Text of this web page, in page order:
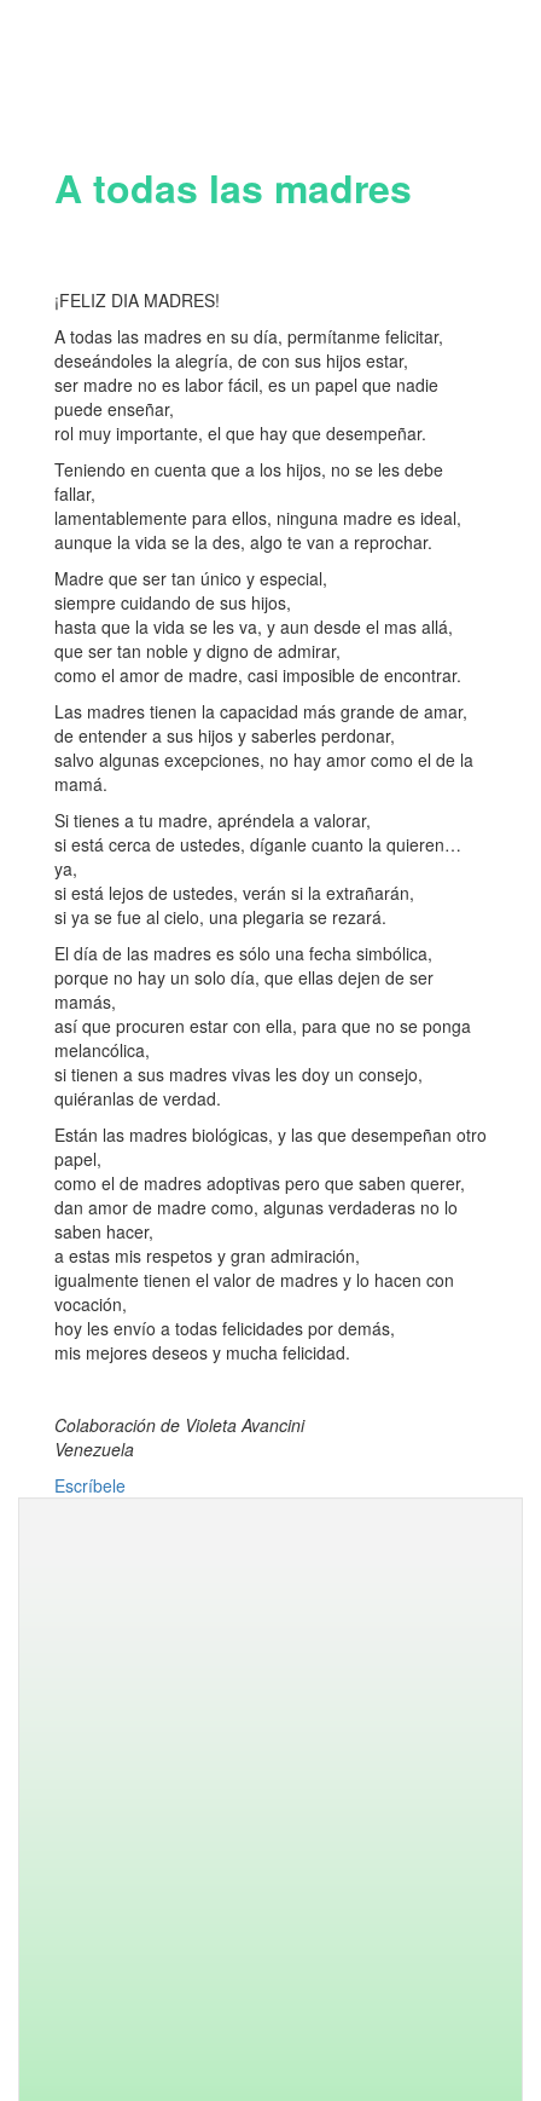
A todas las madres
¡FELIZ DIA MADRES!
A todas las madres en su día, permítanme felicitar,
deseándoles la alegría, de con sus hijos estar,
ser madre no es labor fácil, es un papel que nadie
puede enseñar,
rol muy importante, el que hay que desempeñar.
Teniendo en cuenta que a los hijos, no se les debe
fallar,
lamentablemente para ellos, ninguna madre es ideal,
aunque la vida se la des, algo te van a reprochar.
Madre que ser tan único y especial,
siempre cuidando de sus hijos,
hasta que la vida se les va, y aun desde el mas allá,
que ser tan noble y digno de admirar,
como el amor de madre, casi imposible de encontrar.
Las madres tienen la capacidad más grande de amar,
de entender a sus hijos y saberles perdonar,
salvo algunas excepciones, no hay amor como el de la
mamá.
Si tienes a tu madre, apréndela a valorar,
si está cerca de ustedes, díganle cuanto la quieren…
ya,
si está lejos de ustedes, verán si la extrañarán,
si ya se fue al cielo, una plegaria se rezará.
El día de las madres es sólo una fecha simbólica,
porque no hay un solo día, que ellas dejen de ser
mamás,
así que procuren estar con ella, para que no se ponga
melancólica,
si tienen a sus madres vivas les doy un consejo,
quiéranlas de verdad.
Están las madres biológicas, y las que desempeñan otro
papel,
como el de madres adoptivas pero que saben querer,
dan amor de madre como, algunas verdaderas no lo
saben hacer,
a estas mis respetos y gran admiración,
igualmente tienen el valor de madres y lo hacen con
vocación,
hoy les envío a todas felicidades por demás,
mis mejores deseos y mucha felicidad.
Colaboración de Violeta Avancini
Venezuela
Escríbele